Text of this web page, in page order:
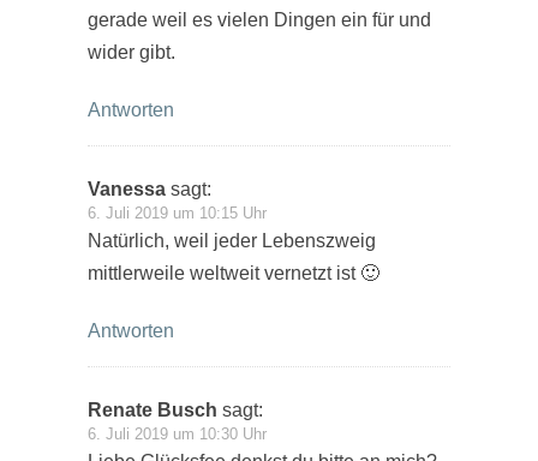
gerade weil es vielen Dingen ein für und
wider gibt.
Antworten
Vanessa sagt:
6. Juli 2019 um 10:15 Uhr
Natürlich, weil jeder Lebenszweig
mittlerweile weltweit vernetzt ist 🙂
Antworten
Renate Busch sagt:
6. Juli 2019 um 10:30 Uhr